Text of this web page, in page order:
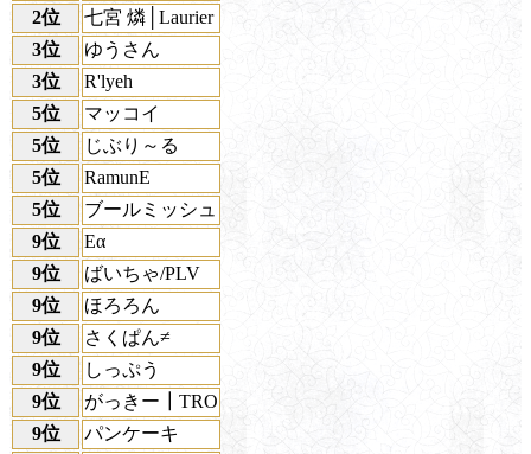
2位
七宮 燐│Laurier
3位
ゆうさん
3位
R'lyeh
5位
マッコイ
5位
じぶり～る
5位
RamunE
5位
ブールミッシュ
9位
Eα
9位
ばいちゃ/PLV
9位
ほろろん
9位
さくぱん≠
9位
しっぷう
9位
がっきー┃TRO
9位
パンケーキ